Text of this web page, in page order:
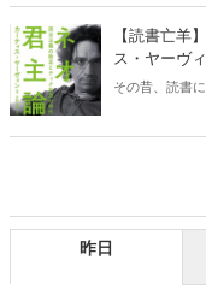
【読書亡羊】
ス・ヤーヴ
その昔、読書
昨日